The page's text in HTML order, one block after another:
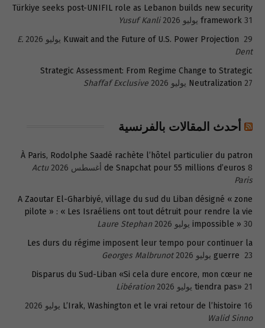
Türkiye seeks post-UNIFIL role as Lebanon builds new security
framework 31 يوليو 2026
Yusuf Kanli
Kuwait and the Future of U.S. Power Projection 29 يوليو 2026
E.
Dent
Strategic Assessment: From Regime Change to Strategic
Neutralization 27 يوليو 2026 Shaffaf Exclusive
أحدث المقالات بالفرنسية
À Paris, Rodolphe Saadé rachète l’hôtel particulier du patron
de Snapchat pour 55 millions d’euros 8 أغسطس 2026
Actu
Paris
A Zaoutar El-Gharbiyé, village du sud du Liban désigné « zone
pilote » : « Les Israéliens ont tout détruit pour rendre la vie
impossible » 30 يوليو 2026
Laure Stephan
Les durs du régime imposent leur tempo pour continuer la
guerre 23 يوليو 2026
Georges Malbrunot
Disparus du Sud-Liban «Si cela dure encore, mon cœur ne
tiendra pas» 21 يوليو 2026
Libération
L’Irak, Washington et le vrai retour de l’histoire 16 يوليو 2026
Walid Sinno